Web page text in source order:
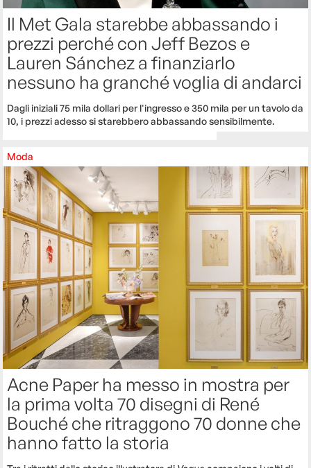
Il Met Gala starebbe abbassando i
prezzi perché con Jeff Bezos e
Lauren Sánchez a finanziarlo
nessuno ha granché voglia di andarci
Dagli iniziali 75 mila dollari per l'ingresso e 350 mila per un tavolo da
10, i prezzi adesso si starebbero abbassando sensibilmente.
Moda
Acne Paper ha messo in mostra per
la prima volta 70 disegni di René
Bouché che ritraggono 70 donne che
hanno fatto la storia